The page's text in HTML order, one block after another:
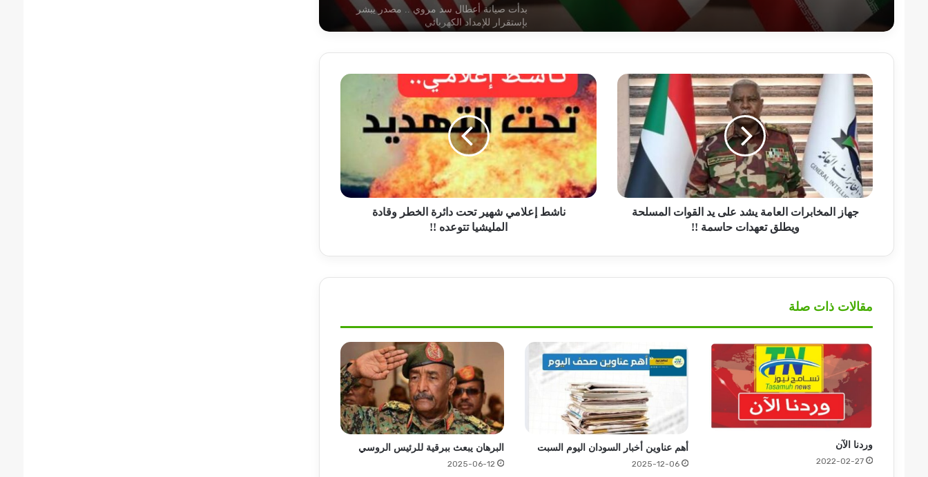
أهم عناوين أخبار السودان اليوم الخميس
الثقافية والاجتماعية وتدمير البنية التحتية
مشرعون امريكيون يتخذون إجراء صادما
للإمارات بشأن السودان!!
هيئة الجوازات تضع حلا للمخالفين لقوانين
الإقامة بمصر
مهددات تواجه الموسم الصيفي شرق البلاد
إتفاق مرتقب بين واشنطن وطهران ومسقط
لإعادة فتح مضيق هرمز
لهذا السبب (..) لم ينل بروف حميدة التكريم
المستحق !!
جهاز
المخابرات
العامة
يشد
على
يد
القوات
المسلحة
ويطلق
!!
جهاز ​المخابرات العامة يشد على يد القوات المسلحة
ويطلق تعهدات حاسمة !!
ناشط
إعلامي
شهير
تحت
دائرة
الخطر
وقادة
المليشيا
تتوعده
ناشط إعلامي شهير تحت دائرة الخطر وقادة
المليشيا تتوعده !!
مقالات ذات صلة
وردنا الآن
2022-02-27
أهم عناوين أخبار السودان اليوم السبت
2025-12-06
البرهان يبعث ببرقية للرئيس الروسي
2025-06-12